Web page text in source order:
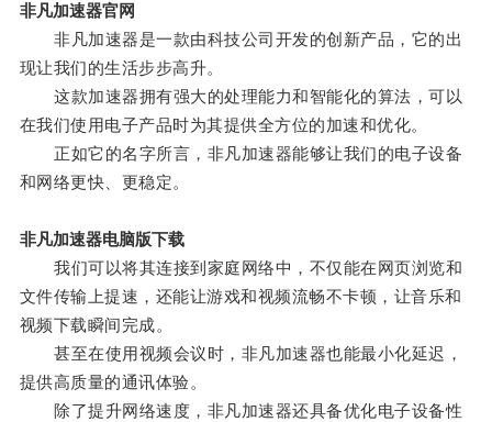
非凡加速器官网
非凡加速器是一款由科技公司开发的创新产品，它的出
现让我们的生活步步高升。
这款加速器拥有强大的处理能力和智能化的算法，可以
在我们使用电子产品时为其提供全方位的加速和优化。
正如它的名字所言，非凡加速器能够让我们的电子设备
和网络更快、更稳定。
非凡加速器电脑版下载
我们可以将其连接到家庭网络中，不仅能在网页浏览和
文件传输上提速，还能让游戏和视频流畅不卡顿，让音乐和
视频下载瞬间完成。
甚至在使用视频会议时，非凡加速器也能最小化延迟，
提供高质量的通讯体验。
除了提升网络速度，非凡加速器还具备优化电子设备性